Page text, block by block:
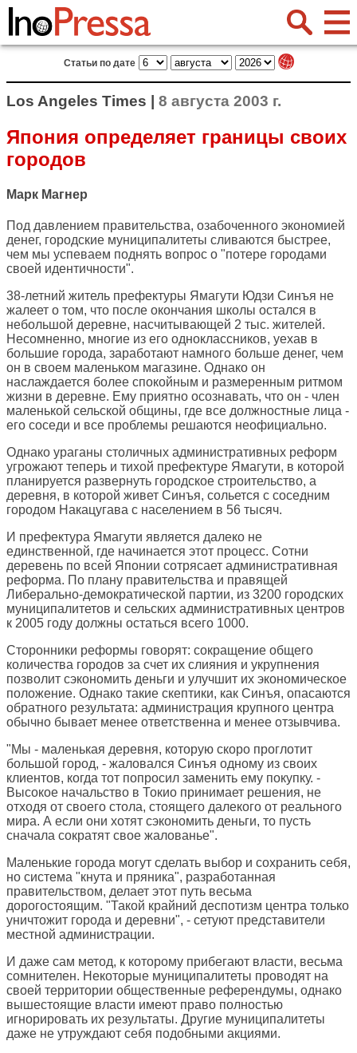
Статьи по дате
Los Angeles Times | 8 августа 2003 г.
Япония определяет границы своих
городов
Марк Магнер
Под давлением правительства, озабоченного экономией
денег, городские муниципалитеты сливаются быстрее,
чем мы успеваем поднять вопрос о "потере городами
своей идентичности".
38-летний житель префектуры Ямагути Юдзи Синъя не
жалеет о том, что после окончания школы остался в
небольшой деревне, насчитывающей 2 тыс. жителей.
Несомненно, многие из его одноклассников, уехав в
большие города, заработают намного больше денег, чем
он в своем маленьком магазине. Однако он
наслаждается более спокойным и размеренным ритмом
жизни в деревне. Ему приятно осознавать, что он - член
маленькой сельской общины, где все должностные лица -
его соседи и все проблемы решаются неофициально.
Однако ураганы столичных административных реформ
угрожают теперь и тихой префектуре Ямагути, в которой
планируется развернуть городское строительство, а
деревня, в которой живет Синъя, сольется с соседним
городом Накацугава с населением в 56 тысяч.
И префектура Ямагути является далеко не
единственной, где начинается этот процесс. Сотни
деревень по всей Японии сотрясает административная
реформа. По плану правительства и правящей
Либерально-демократической партии, из 3200 городских
муниципалитетов и сельских административных центров
к 2005 году должны остаться всего 1000.
Сторонники реформы говорят: сокращение общего
количества городов за счет их слияния и укрупнения
позволит сэкономить деньги и улучшит их экономическое
положение. Однако такие скептики, как Синъя, опасаются
обратного результата: администрация крупного центра
обычно бывает менее ответственна и менее отзывчива.
"Мы - маленькая деревня, которую скоро проглотит
большой город, - жаловался Синъя одному из своих
клиентов, когда тот попросил заменить ему покупку. -
Высокое начальство в Токио принимает решения, не
отходя от своего стола, стоящего далекого от реального
мира. А если они хотят сэкономить деньги, то пусть
сначала сократят свое жалованье".
Маленькие города могут сделать выбор и сохранить себя,
но система "кнута и пряника", разработанная
правительством, делает этот путь весьма
дорогостоящим. "Такой крайний деспотизм центра только
уничтожит города и деревни", - сетуют представители
местной администрации.
И даже сам метод, к которому прибегают власти, весьма
сомнителен. Некоторые муниципалитеты проводят на
своей территории общественные референдумы, однако
вышестоящие власти имеют право полностью
игнорировать их результаты. Другие муниципалитеты
даже не утруждают себя подобными акциями.